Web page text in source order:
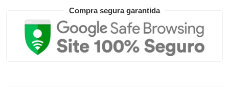
Compra segura garantida